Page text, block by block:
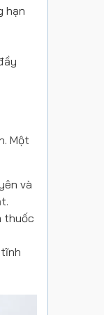
hạn
Một
và
thuốc